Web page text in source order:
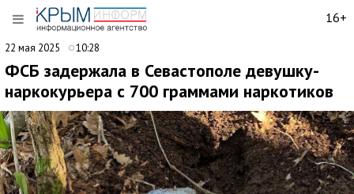
16+
22 мая 2025 10:28
ФСБ задержала в Севастополе девушку-
наркокурьера с 700 граммами наркотиков